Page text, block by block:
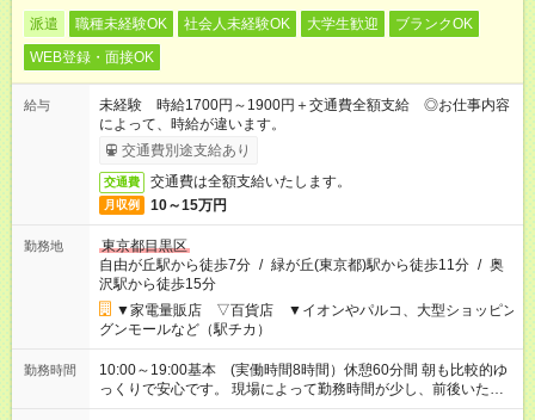
派遣 職種未経験OK 社会人未経験OK 大学生歓迎
ブランクOK
WEB登録・面接OK
給与
未経験 時給1700円～1900円＋交通費全額支給 ◎お仕事内容
によって、時給が違います。
交通費別途支給あり
交通費 交通費は全額支給いたします。
月収例 10～15万円
勤務地
東京都目黒区
自由が丘駅から徒歩7分 / 緑が丘(東京都)駅から徒歩11分 / 奥
沢駅から徒歩15分
▼家電量販店 ▽百貨店 ▼イオンやパルコ、大型ショッピン
グンモールなど（駅チカ）
勤務時間
10:00～19:00基本 (実働時間8時間）休憩60分間 朝も比較的ゆ
っくりで安心です。 現場によって勤務時間が少し、前後いたし
ます。